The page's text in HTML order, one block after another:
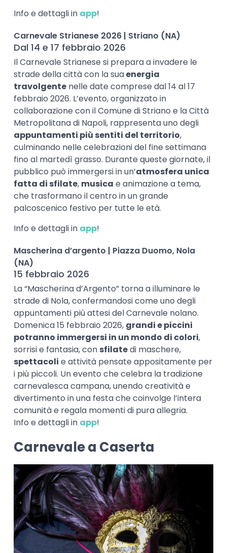
Info e dettagli in app!
Carnevale Strianese 2026 | Striano (NA)
Dal 14 e 17 febbraio 2026
Il Carnevale Strianese si prepara a invadere le
strade della città con la suaenergia
travolgente nelle date comprese dal 14 al 17
febbraio 2026. L’evento, organizzato in
collaborazione con il Comune di Striano e la Città
Metropolitana di Napoli, rappresenta uno degli
appuntamenti più sentiti del territorio,
culminando nelle celebrazioni del fine settimana
fino al martedì grasso. Durante queste giornate, il
pubblico può immergersi in un’atmosfera unica
fatta di sfilate, musica e animazione a tema,
che trasformano il centro in un grande
palcoscenico festivo per tutte le età.
Info e dettagli in app!
Mascherina d’argento | Piazza Duomo, Nola
(NA)
15 febbraio 2026
La “Mascherina d’Argento” torna a illuminare le
strade di Nola, confermandosi come uno degli
appuntamenti più attesi del Carnevale nolano.
Domenica 15 febbraio 2026, grandi e piccini
potranno immergersi in un mondo di colori,
sorrisi e fantasia, con sfilatedi maschere,
spettacoli e attività pensate appositamente per
i più piccoli. Un evento che celebra la tradizione
carnevalesca campana, unendo creatività e
divertimento in una festa che coinvolge l’intera
comunità e regala momenti di pura allegria.
Info e dettagli in app!
Carnevale a Caserta